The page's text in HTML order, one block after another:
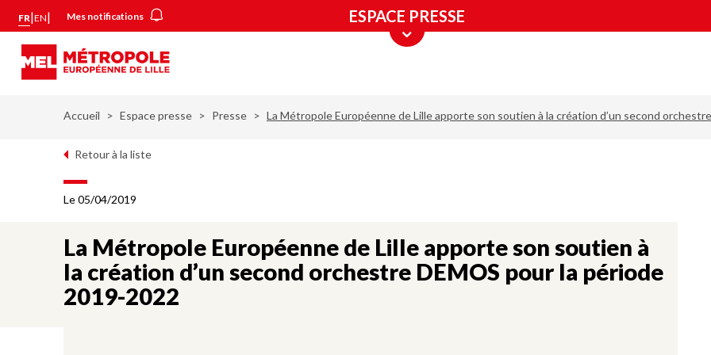
principal
FR|EN| Mes notifications ESPACE PRESSE
Accueil Espace presse Presse La Métropole Européenne de Lille apporte son soutien à la création d’un second
Retour à la liste
Le 05/04/2019
La Métropole Européenne de Lille apporte son soutien à
la création d’un second orchestre DEMOS pour la période
2019-2022
Panneau de gestion des cookies